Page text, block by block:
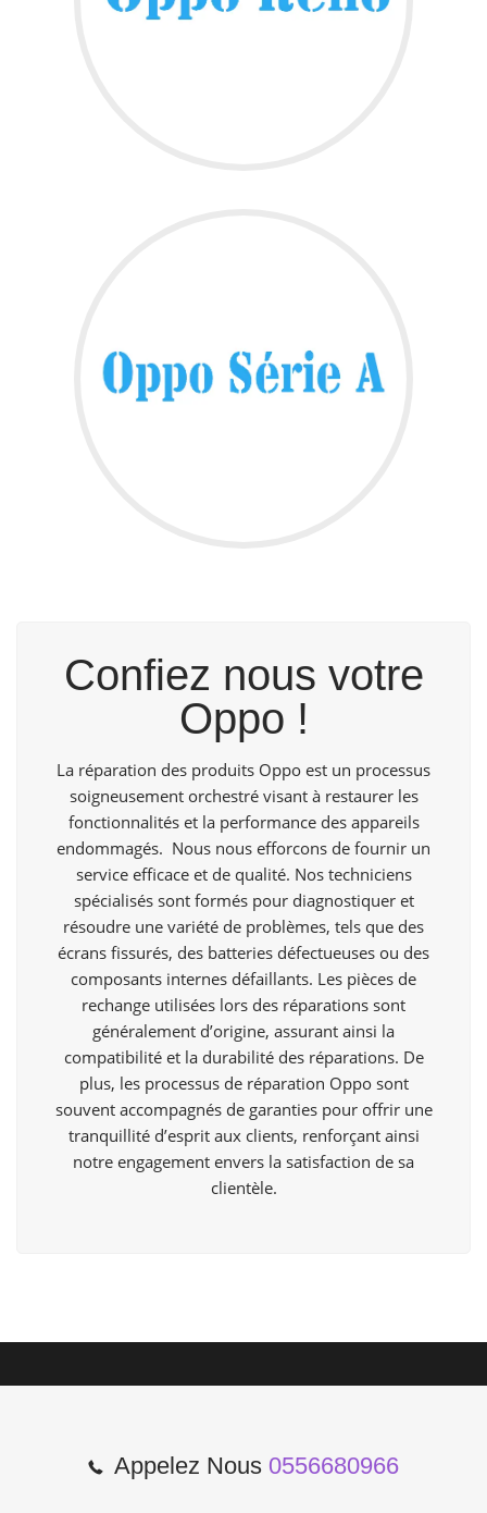
Confiez nous votre
Oppo !
La réparation des produits Oppo est un processus
soigneusement orchestré visant à restaurer les
fonctionnalités et la performance des appareils
endommagés. Nous nous efforcons de fournir un
service efficace et de qualité. Nos techniciens
spécialisés sont formés pour diagnostiquer et
résoudre une variété de problèmes, tels que des
écrans fissurés, des batteries défectueuses ou des
composants internes défaillants. Les pièces de
rechange utilisées lors des réparations sont
généralement d’origine, assurant ainsi la
compatibilité et la durabilité des réparations. De
plus, les processus de réparation Oppo sont
souvent accompagnés de garanties pour offrir une
tranquillité d’esprit aux clients, renforçant ainsi
notre engagement envers la satisfaction de sa
clientèle.
Appelez Nous 0556680966